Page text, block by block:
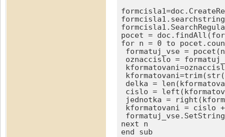
pocet =
for n = 0 to
formatuj_vse =
oznaccislo =
delka =
cislo =
jednotka =
kformatovani = cislo +
next n
end sub